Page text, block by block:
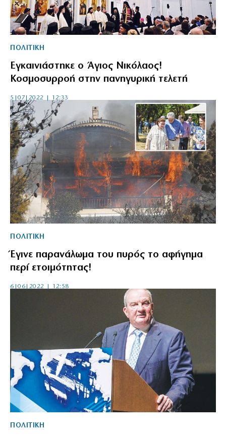
ΠΟΛΙΤΙΚΗ
Εγκαινιάστηκε ο Άγιος Νικόλαος!
Κοσμοσυρροή στην πανηγυρική τελετή
5|07|2022 | 12:33
ΠΟΛΙΤΙΚΗ
Έγινε παρανάλωμα του πυρός το αφήγημα
περί ετοιμότητας!
6|06|2022 | 12:58
ΠΟΛΙΤΙΚΗ